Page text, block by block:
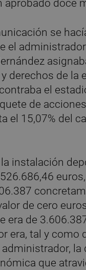
aprobado doce
se
el
derechos de la
el
de
el 15,07% del
instalación
de cero
era de
era, tal y como
la
que